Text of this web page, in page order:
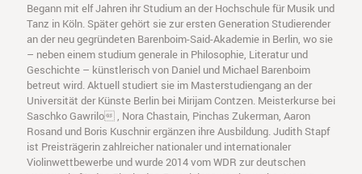
Begann mit elf Jahren ihr Studium an der Hochschule für Musik und
Tanz in Köln. Später gehört sie zur ersten Generation Studierender
an der neu gegründeten Barenboim-Said-Akademie in Berlin, wo sie
– neben einem studium generale in Philosophie, Literatur und
Geschichte – künstlerisch von Daniel und Michael Barenboim
betreut wird. Aktuell studiert sie im Masterstudiengang an der
Universität der Künste Berlin bei Mirijam Contzen. Meisterkurse bei
Saschko Gawrilo , Nora Chastain, Pinchas Zukerman, Aaron
Rosand und Boris Kuschnir ergänzen ihre Ausbildung. Judith Stapf
ist Preisträgerin zahlreicher nationaler und internationaler
Violinwettbewerbe und wurde 2014 vom WDR zur deutschen